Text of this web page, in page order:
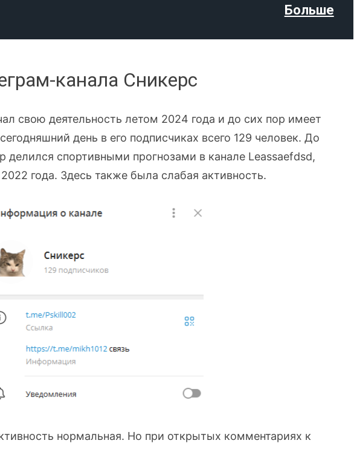
Больше
канала Сникерс
свою деятельность летом 2024 года и до сих пор имеет
день в его подписчиках всего 129 человек. До
делился спортивными прогнозами в канале Leassaefdsd,
года. Здесь также была слабая активность.
нормальная. Но при открытых комментариях к